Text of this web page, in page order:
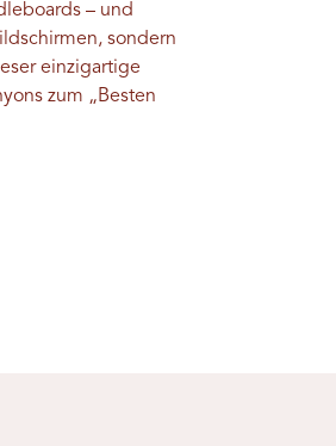
– und
sondern
einzigartige
zum „Besten